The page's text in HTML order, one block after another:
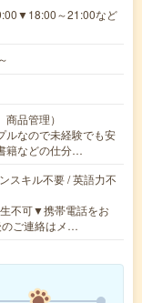
～21:00など
品管理）
ルなので未経験でも安
籍などの仕分…
スキル不要 / 英語力不
不可▼携帯電話をお
のご連絡はメ…